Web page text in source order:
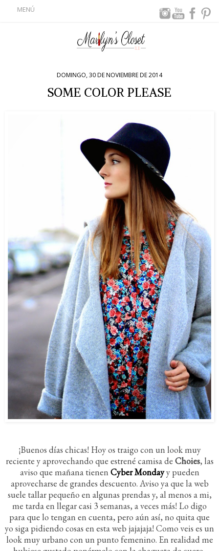
MENÚ
DOMINGO, 30 DE NOVIEMBRE DE 2014
SOME COLOR PLEASE
¡Buenos días chicas! Hoy os traigo con un look muy
reciente y aprovechando que estrené camisa de Choies, las
aviso que mañana tienen Cyber Mondayy pueden
aprovecharse de grandes descuento. Aviso ya que la web
suele tallar pequeño en algunas prendas y, al menos a mi,
me tarda en llegar casi 3 semanas, a veces más! Lo digo
para que lo tengan en cuenta, pero aún así, no quita que
yo siga pidiendo cosas en esta web jajajaja! Como veis es un
look muy urbano con un punto femenino. En realidad me